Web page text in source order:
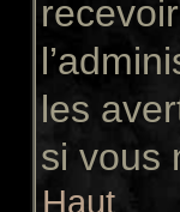
les
si vous
Haut